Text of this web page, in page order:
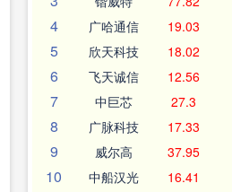
4 广哈通信 19.03
5 欣天科技 18.02
6 飞天诚信 12.56
7 中巨芯 27.3
8 广脉科技 17.33
9 威尔高 37.95
10 中船汉光 16.41